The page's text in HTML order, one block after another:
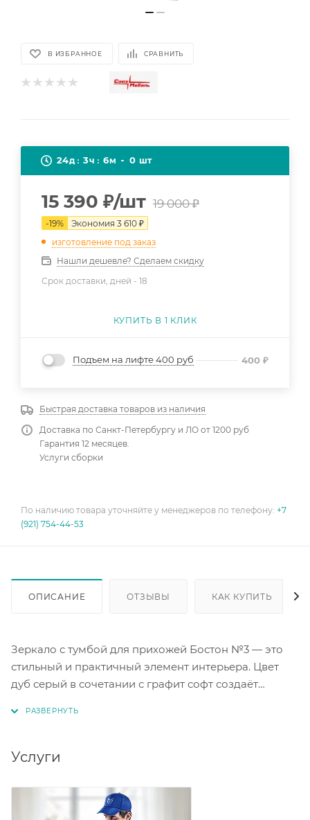
В ИЗБРАННОЕ СРАВНИТЬ
24д 3ч 6м 0 шт
15 390 ₽/шт 19 000₽
-19% Экономия 3 610 ₽
изготовление под заказ
Нашли дешевле? Сделаем скидку
Срок доставки, дней - 18
КУПИТЬ В 1 КЛИК
Подъем на лифте 400 руб 400 ₽
Быстрая доставка товаров из наличия
Доставка по Санкт-Петербургу и ЛО от 1200 руб
Гарантия 12 месяцев.
Услуги сборки
По наличию товара уточняйте у менеджеров по телефону: +7
(921) 754-44-53
ОПИСАНИЕ ОТЗЫВЫ КАК КУПИТЬ
Зеркало с тумбой для прихожей Бостон №3 — это
стильный и практичный элемент интерьера. Цвет
дуб серый в сочетании с графит софт создаёт
организовать пространство и добавить
качественному исполнению, зеркало с тумбой
станет долговечным дополнением вашего дома.
Услуги